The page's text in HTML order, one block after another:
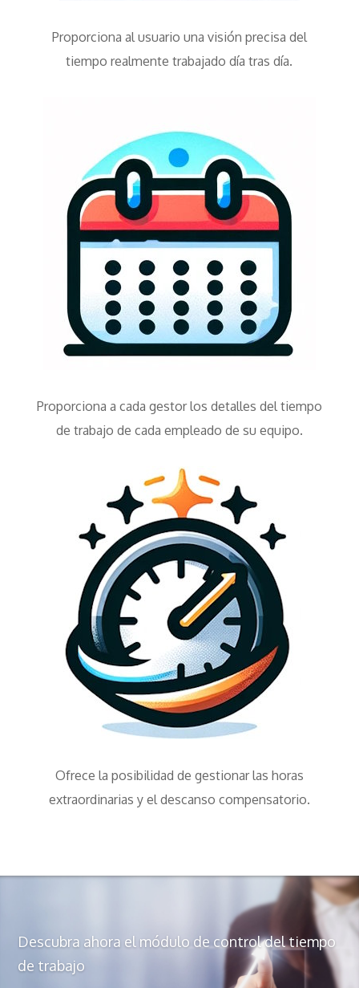
Proporciona al usuario una visión precisa del
tiempo realmente trabajado día tras día.
Proporciona a cada gestor los detalles del tiempo
de trabajo de cada empleado de su equipo.
Ofrece la posibilidad de gestionar las horas
extraordinarias y el descanso compensatorio.
Descubra ahora el módulo de control del tiempo
de trabajo